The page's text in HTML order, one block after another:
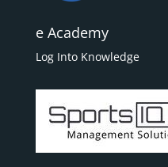
e Academy
Log Into Knowledge